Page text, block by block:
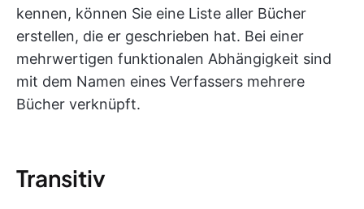
kennen, können Sie eine Liste aller Bücher
erstellen, die er geschrieben hat. Bei einer
mehrwertigen funktionalen Abhängigkeit sind
mit dem Namen eines Verfassers mehrere
Bücher verknüpft.
Transitiv